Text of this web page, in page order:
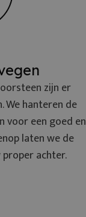
zijn er
We hanteren de
voor een goed en
laten we de
achter.